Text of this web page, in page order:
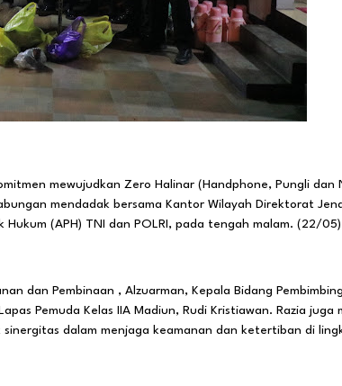
mewujudkan Zero Halinar (Handphone, Pungli dan
mendadak bersama Kantor Wilayah Direktorat
(APH) TNI dan POLRI, pada tengah malam. (22/
dan Pembinaan , Alzuarman, Kepala Bidang Pembimbing
Pemuda Kelas IIA Madiun, Rudi Kristiawan. Razia juga
dalam menjaga keamanan dan ketertiban di